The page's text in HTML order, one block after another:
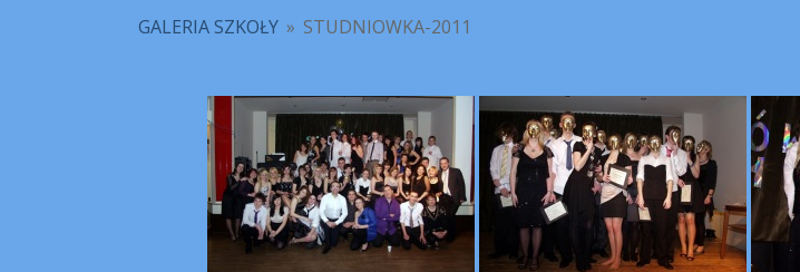
GALERIA SZKOŁY » STUDNIOWKA-2011